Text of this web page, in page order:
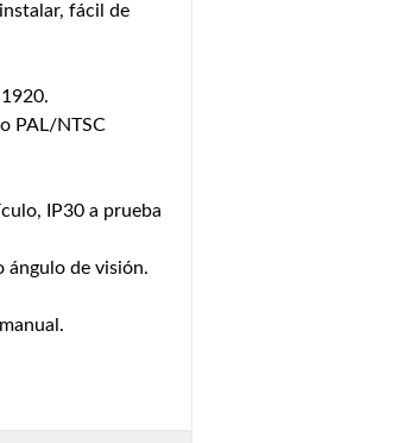
fácil de
PAL/NTSC
IP30 a prueba
ángulo de visión.